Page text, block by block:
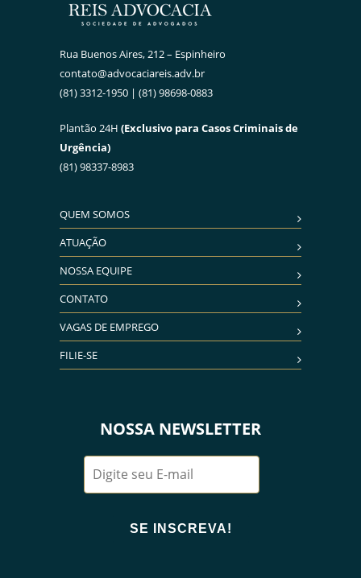
Rua Buenos Aires, 212 – Espinheiro
contato@advocaciareis.adv.br
(81) 3312-1950 | (81) 98698-0883
Plantão 24H (Exclusivo para Casos Criminais de
Urgência)
(81) 98337-8983
QUEM SOMOS
ATUAÇÃO
NOSSA EQUIPE
CONTATO
VAGAS DE EMPREGO
FILIE-SE
NOSSA NEWSLETTER